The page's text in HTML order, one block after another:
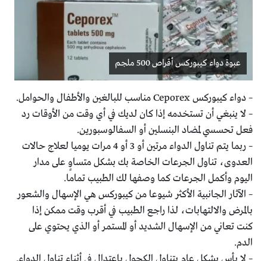
عبوة دواء كيبوركس أقراص 500 ملجم
– دواء كيبوركس Ceporex مناسب للبالغين والأطفال والحوامل.
– لا ينبغي أن تستخدمه إذا كان لديك في أي وقت من الأوقات رد
فعل تحسسي لمضاد البنسلين أو السفالوسبورين.
– ربما يتم تناول الدواء مرتين أو 3 أو 4 مرات يوميا لعلاج حالات
العدوى، تناول الجرعات الخاصة بك بشكل متساوٍ على مدار
اليوم وأكمل الجرعات كما وصفها لك الطبيب تماما.
– الآثار الجانبية الأكثر شيوعا من كيبوركس هي الإسهال والشعور
بالمرض والالتهابات، لذا راجع الطبيب في أقرب وقت ممكن إذا
كنت تعاني من الإسهال الشديد أو المستمر أو الذي يحتوي على
الدم.